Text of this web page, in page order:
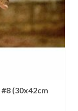
(30x42cm